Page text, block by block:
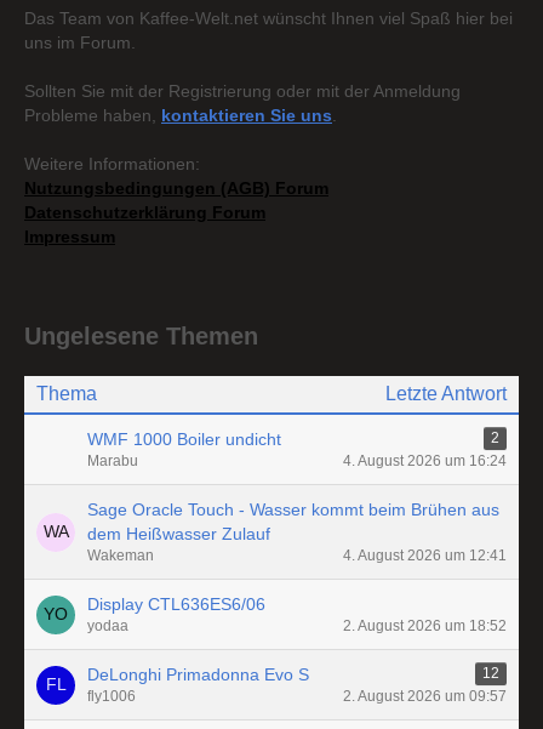
Das Team von Kaffee-Welt.net wünscht Ihnen viel Spaß hier bei
uns im Forum.
Sollten Sie mit der Registrierung oder mit der Anmeldung
Probleme haben, kontaktieren Sie uns
Weitere Informationen:
Nutzungsbedingungen (AGB) Forum
Datenschutzerklärung Forum
Impressum
Ungelesene Themen
Thema Letzte Antwort
WMF 1000 Boiler undicht
2
Marabu
4. August 2026 um 16:24
Sage Oracle Touch - Wasser kommt beim Brühen aus
dem Heißwasser Zulauf
Wakeman 4. August 2026 um 12:41
Display CTL636ES6/06
yodaa 2. August 2026 um 18:52
DeLonghi Primadonna Evo S
12
fly1006
2. August 2026 um 09:57